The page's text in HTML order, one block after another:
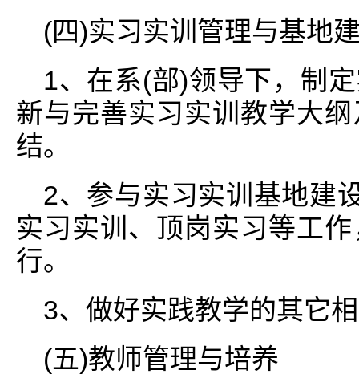
(四)实习实训管理与基地
1、在系(部)领导下，制
新与完善实习实训教学大
结。
2、参与实习实训基地建
实习实训、顶岗实习等工
行。
3、做好实践教学的其它
(五)教师管理与培养